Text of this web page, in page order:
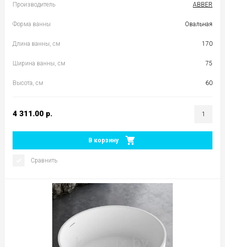
Производитель
ABBER
Форма ванны Овальная
Длина ванны, см 170
Ширина ванны, см 75
Высота, см 60
4 311.00 р.
В корзину
Сравнить